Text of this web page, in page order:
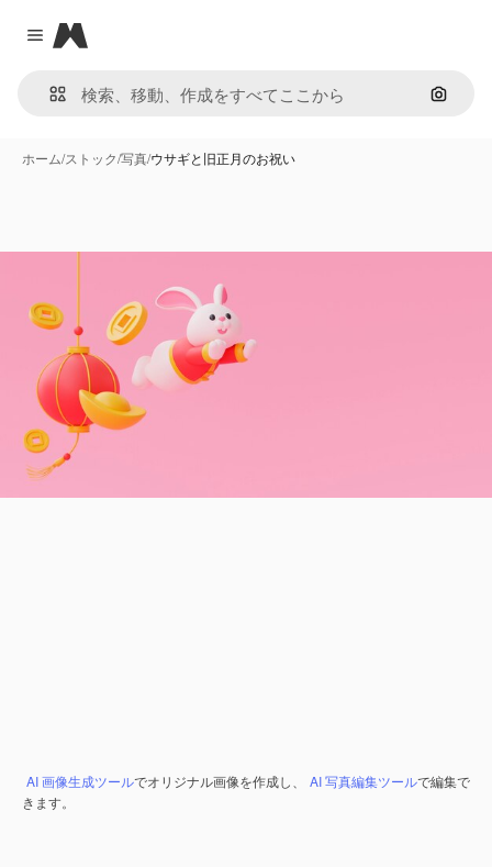
Close menu
Magnific
画像で
ホーム/ストック/写真/ウサギと旧正月のお祝い
AI 画像生成ツールでオリジナル画像を作成し、 AI 写真編集ツールで編集で
きます。